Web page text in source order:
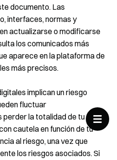
documento. Las
interfaces, normas y
actualizarse o modificarse
los comunicados más
aparece en la plataforma de
más precisos.
implican un riesgo
fluctuar
perder la totalidad de tu
cautela en función de tu
al riesgo, una vez que
los riesgos asociados. Si